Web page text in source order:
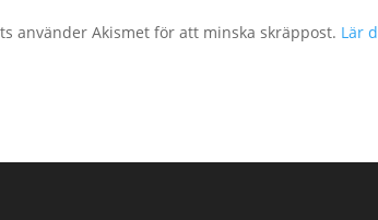
använder Akismet för att minska skräppost. Lär